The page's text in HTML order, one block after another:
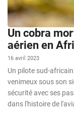
Un cobra
aérien en
16 avril 2023
Un pilote sud-
venimeux sous son
sécurité avec ses
dans l'histoire de